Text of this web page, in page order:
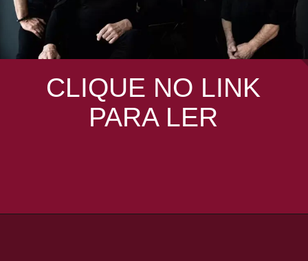
CLIQUE NO LINK
PARA LER